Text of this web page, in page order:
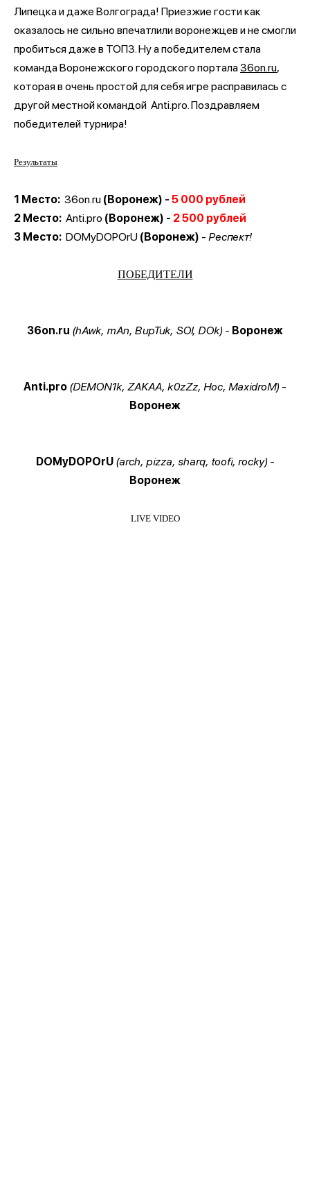
Липецка и даже Волгограда! Приезжие гости как
оказалось не сильно впечатлили воронежцев и не смогли
пробиться даже в ТОП3. Ну а победителем стала
команда Воронежского городского портала36on.ru,
которая в очень простой для себя игре расправилась с
другой местной командой Anti.pro. Поздравляем
победителей турнира!
Результаты
1 Место: 36on.ru (Воронеж) - 5 000 рублей
2 Место: Anti.pro (Воронеж) - 2 500 рублей
3 Место: DOMyDOPOrU (Воронеж) - Респект!
ПОБЕДИТЕЛИ
36on.ru (hAwk, mAn, BupTuk, SOl, DOk) - Воронеж
Anti.pro (DEMON1k, ZAKAA, k0zZz, Hoc, MaxidroM) -
Воронеж
DOMyDOPOrU (arch, pizza, sharq, toofi, rocky) -
Воронеж
LIVE VIDEO